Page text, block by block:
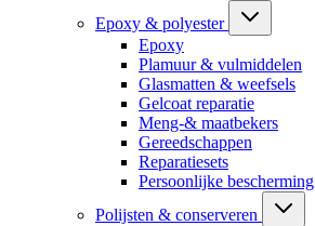
Epoxy & polyester
Epoxy
Plamuur & vulmiddelen
Glasmatten & weefsels
Gelcoat reparatie
Meng-& maatbekers
Gereedschappen
Reparatiesets
Persoonlijke bescherming
Polijsten & conserveren